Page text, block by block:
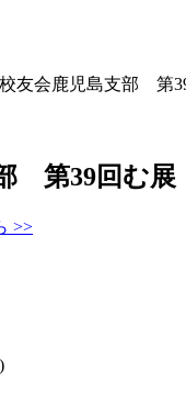
友会鹿児島支部 第
第39回む展
>>